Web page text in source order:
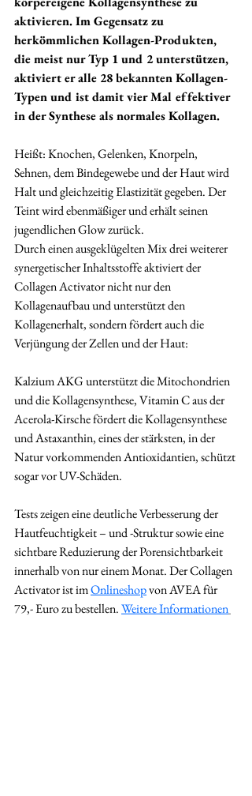
aktivieren. Im Gegensatz zu
herkömmlichen Kollagen-Produkten,
die meist nur Typ 1 und 2 unterstützen,
aktiviert er alle 28 bekannten Kollagen-
Typen und ist damit vier Mal effektiver
in der Synthese als normales Kollagen.
Heißt: Knochen, Gelenken, Knorpeln,
Sehnen, dem Bindegewebe und der Haut wird
Halt und gleichzeitig Elastizität gegeben. Der
Teint wird ebenmäßiger und erhält seinen
jugendlichen Glow zurück.
Durch einen ausgeklügelten Mix drei weiterer
synergetischer Inhaltsstoffe aktiviert der
Collagen Activator nicht nur den
Kollagenaufbau und unterstützt den
Kollagenerhalt, sondern fördert auch die
Verjüngung der Zellen und der Haut:
Kalzium AKG unterstützt die Mitochondrien
und die Kollagensynthese, Vitamin C aus der
Acerola-Kirsche fördert die Kollagensynthese
und Astaxanthin, eines der stärksten, in der
Natur vorkommenden Antioxidantien, schützt
sogar vor UV-Schäden.
Tests zeigen eine deutliche Verbesserung der
Hautfeuchtigkeit – und -Struktur sowie eine
sichtbare Reduzierung der Porensichtbarkeit
innerhalb von nur einem Monat. Der Collagen
Activator ist im Onlineshop von AVEA für
79,- Euro zu bestellen. Weitere Informationen